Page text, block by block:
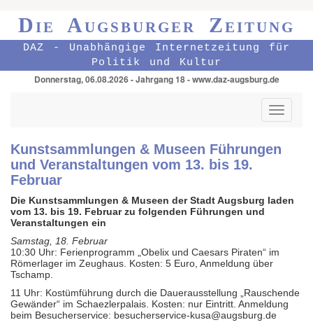
Die Augsburger Zeitung
DAZ - Unabhängige Internetzeitung für
Politik und Kultur
Donnerstag, 06.08.2026 - Jahrgang 18 - www.daz-augsburg.de
Toggle
Kunstsammlungen & Museen Führungen
und Veranstaltungen vom 13. bis 19.
Februar
Die Kunstsammlungen & Museen der Stadt Augsburg laden
vom 13. bis 19. Februar zu folgenden Führungen und
Veranstaltungen ein
Samstag, 18. Februar
10:30 Uhr: Ferienprogramm „Obelix und Caesars Piraten“ im
Römerlager im Zeughaus. Kosten: 5 Euro, Anmeldung über
Tschamp.
11 Uhr: Kostümführung durch die Dauerausstellung „Rauschende
Gewänder“ im Schaezlerpalais. Kosten: nur Eintritt. Anmeldung
beim Besucherservice: besucherservice-kusa@augsburg.de